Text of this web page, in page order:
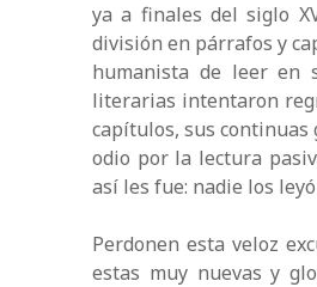
ya a finales del siglo
división en párrafos y
humanista de leer en
literarias intentaron
capítulos, sus continuas
odio por la lectura
así les fue: nadie los
Perdonen esta veloz
estas muy nuevas y